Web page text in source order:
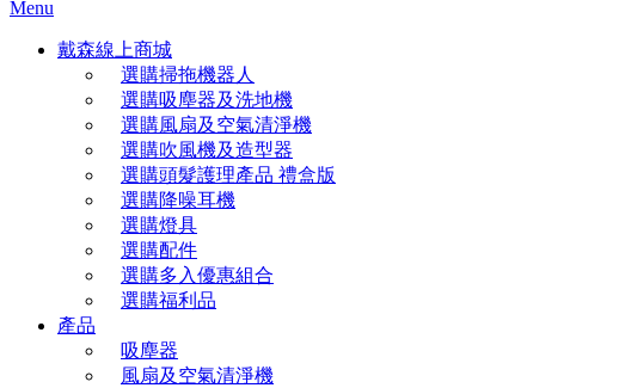
Menu
戴森線上商城
選購掃拖機器人
選購吸塵器及洗地機
選購風扇及空氣清淨機
選購吹風機及造型器
選購頭髮護理產品 禮盒版
選購降噪耳機
選購燈具
選購配件
選購多入優惠組合
選購福利品
產品
吸塵器
風扇及空氣清淨機